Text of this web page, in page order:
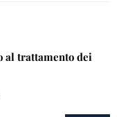
al trattamento dei